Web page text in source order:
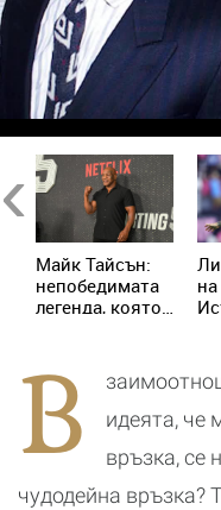
Майк Тайсън:
непобедимата
легенда, която
бокса
на
В
идеята, че
връзка, се
чудодейна връзка?